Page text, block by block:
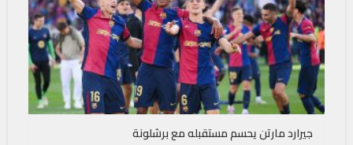
جيرارد مارتن يحسم مستقبله مع برشلونة